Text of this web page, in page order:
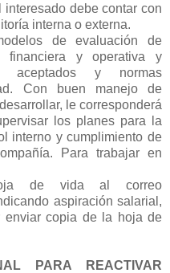
debe contar con
interna o externa.
de evaluación de
financiera y operativa y
aceptados y normas
Con buen manejo de
le corresponderá
los planes para la
interno y cumplimiento de
Para trabajar en
de vida al correo
aspiración salarial,
copia de la hoja de
PARA REACTIVAR